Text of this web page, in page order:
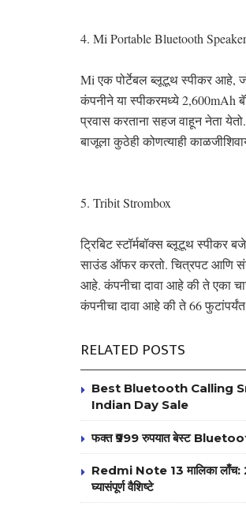
4. Mi Portable Bluetooth Speaker
Mi एक पोर्टेबल ब्लूटूथ स्पीकर आहे,
कंपनीने या स्पीकरमध्ये 2,600mAh
प्रवास करताना सहज वाहून नेता
बाजूला कुठेही कोणत्याही
5. Tribit Strombox
ट्रिबिट स्टॉर्मबॉक्स ब्लूटूथ स्पीकर
साउंड ऑफर करतो. चित्रपट आणि
आहे. कंपनीचा दावा आहे की ते एका
कंपनीचा दावा आहे की ते 66
RELATED POSTS
Best Bluetooth Calling
Indian Day Sale
फक्त ₹999 रुपयात बेस्ट
Redmi Note 13 मालिका
घ्यासंपूर्ण वैशिष्टे